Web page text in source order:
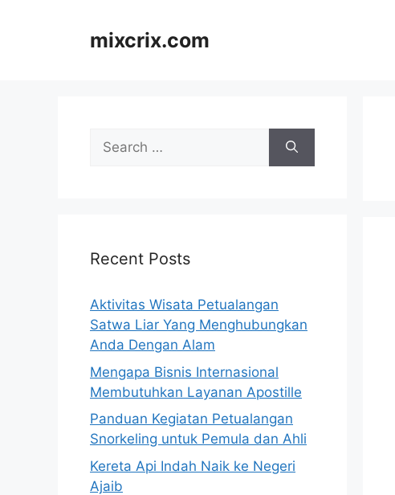
mixcrix.com
Search
for:
Recent Posts
Aktivitas Wisata Petualangan
Satwa Liar Yang Menghubungkan
Anda Dengan Alam
Mengapa Bisnis Internasional
Membutuhkan Layanan Apostille
Panduan Kegiatan Petualangan
Snorkeling untuk Pemula dan Ahli
Kereta Api Indah Naik ke Negeri
Ajaib